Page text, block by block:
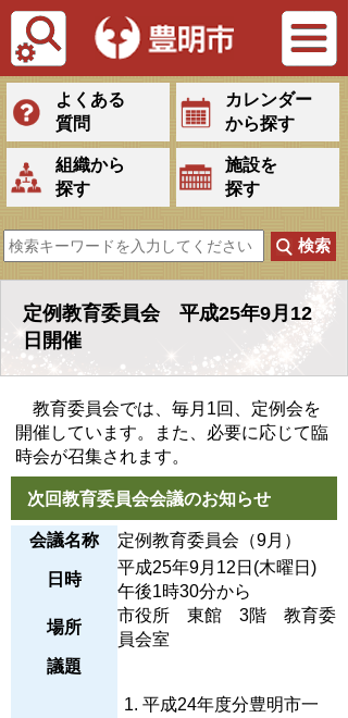
Tiếng Việt
よくある
質問
カレンダー
から探す
組織から
探す
施設を
探す
定例教育委員会 平成25年9月12
日開催
教育委員会では、毎月1回、定例会を
開催しています。また、必要に応じて臨
時会が召集されます。
次回教育委員会会議のお知らせ
会議名称 定例教育委員会（9月）
日時
平成25年9月12日(木曜日)
午後1時30分から
場所
市役所 東館 3階 教育委
員会室
議題
平成24年度分豊明市一